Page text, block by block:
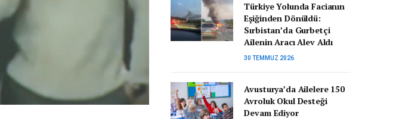
Türkiye Yolunda Facianın
Eşiğinden Dönüldü:
Sırbistan’da Gurbetçi
Ailenin Aracı Alev Aldı
30 TEMMUZ 2026
Avusturya’da Ailelere 150
Avroluk Okul Desteği
Devam Ediyor